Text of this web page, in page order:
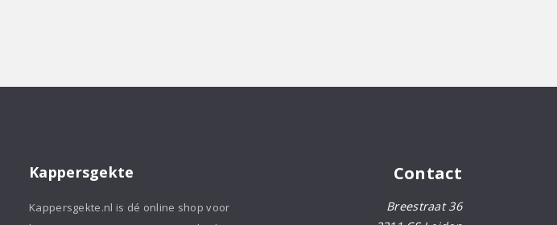
Kappersgekte
Kappersgekte.nl is dé online shop voor
Contact
Breestraat 36